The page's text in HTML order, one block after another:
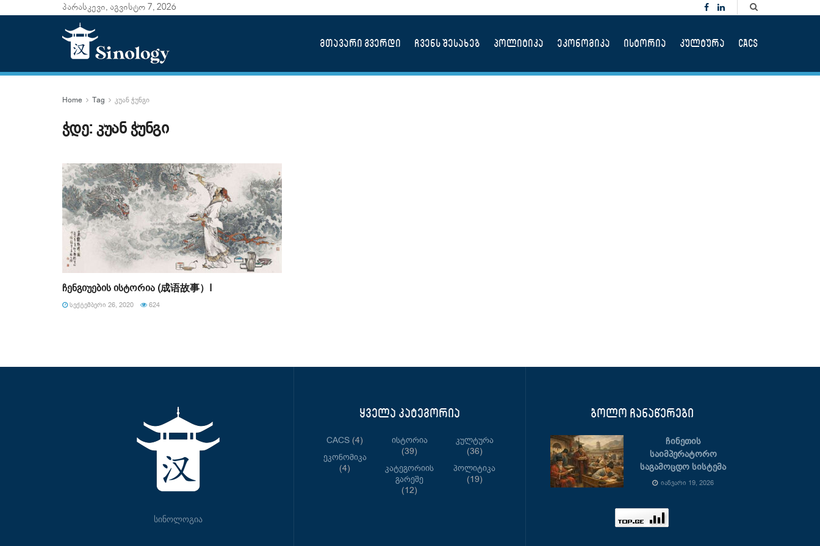
პარასკევი, აგვისტო 7, 2026
მთავარი გვერდი ჩვენს შესახებ პოლიტიკა ეკონომიკა ისტორია კულტურა CACS
Home Tag კუან ჭუნგი
ჭდე:კუან ჭუნგი
ჩენგიუების ისტორია (成语故事）I
ᲡᲔᲥᲢᲔᲛᲑᲔᲠᲘ 26, 2020 624
სინოლოგია
ყველა კატეგორია
CACS (4)
Ეკონომიკა
(4)
Ისტორია
(39)
Კატეგორიის
Გარეშე
(12)
Კულტურა
(36)
Პოლიტიკა
(19)
ბოლო ჩანაწერები
ჩინეთის
საიმპერატორო
საგამოცდო სისტემა
ᲘᲐᲜᲕᲐᲠᲘ 19, 2026